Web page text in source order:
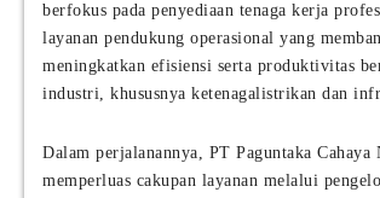
berfokus pada penyediaan tenaga kerja
layanan pendukung operasional yang
meningkatkan efisiensi serta produktivitas
industri, khususnya ketenagalistrikan dan
Dalam perjalanannya, PT Paguntaka Cahaya
memperluas cakupan layanan melalui